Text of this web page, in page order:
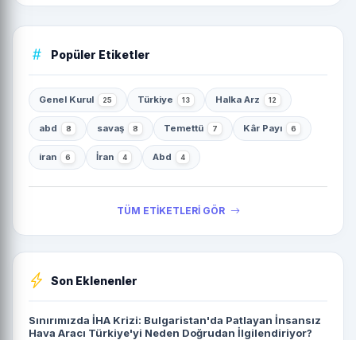
Popüler Etiketler
Genel Kurul 25 Türkiye 13 Halka Arz 12
abd 8 savaş 8 Temettü 7 Kâr Payı 6
iran 6 İran 4 Abd 4
TÜM ETİKETLERİ GÖR
Son Eklenenler
Sınırımızda İHA Krizi: Bulgaristan'da Patlayan İnsansız
Hava Aracı Türkiye'yi Neden Doğrudan İlgilendiriyor?